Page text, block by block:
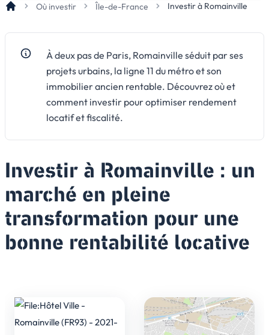
Où investir Île-de-France Investir à Romainville
À deux pas de Paris, Romainville séduit par ses
projets urbains, la ligne 11 du métro et son
immobilier ancien rentable. Découvrez où et
comment investir pour optimiser rendement
locatif et fiscalité.
Investir à Romainville : un
marché en pleine
transformation pour une
bonne rentabilité locative